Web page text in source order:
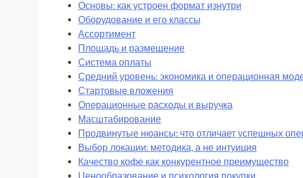
Основы: как устроен формат изнутри
Оборудование и его классы
Ассортимент
Площадь и размещение
Система оплаты
Средний уровень: экономика и операционная
Стартовые вложения
Операционные расходы и выручка
Масштабирование
Продвинутые нюансы: что отличает успешных
Выбор локации: методика, а не интуиция
Качество кофе как конкурентное преимущество